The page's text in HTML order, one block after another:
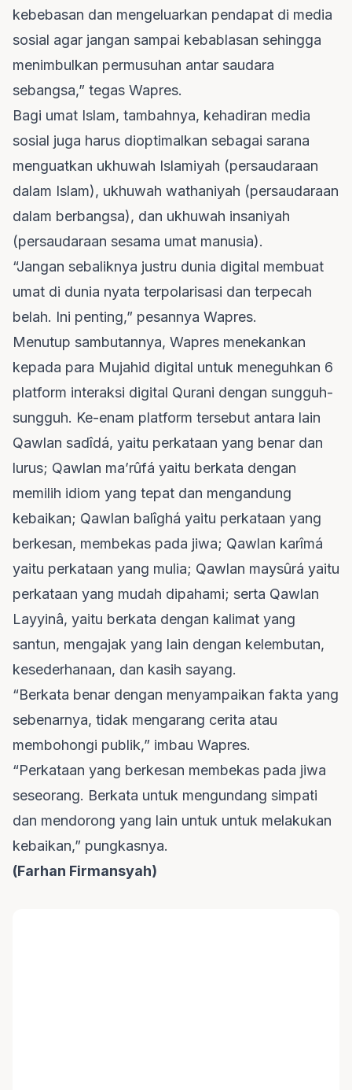
kebebasan dan mengeluarkan pendapat di media
sosial agar jangan sampai kebablasan sehingga
menimbulkan permusuhan antar saudara
sebangsa,” tegas Wapres.
Bagi umat Islam, tambahnya, kehadiran media
sosial juga harus dioptimalkan sebagai sarana
menguatkan ukhuwah Islamiyah (persaudaraan
dalam Islam), ukhuwah wathaniyah (persaudaraan
dalam berbangsa), dan ukhuwah insaniyah
(persaudaraan sesama umat manusia).
“Jangan sebaliknya justru dunia digital membuat
umat di dunia nyata terpolarisasi dan terpecah
belah. Ini penting,” pesannya Wapres.
Menutup sambutannya, Wapres menekankan
kepada para Mujahid digital untuk meneguhkan 6
platform interaksi digital Qurani dengan sungguh-
sungguh. Ke-enam platform tersebut antara lain
Qawlan sadîdá, yaitu perkataan yang benar dan
lurus; Qawlan ma’rûfá yaitu berkata dengan
memilih idiom yang tepat dan mengandung
kebaikan; Qawlan balîghá yaitu perkataan yang
berkesan, membekas pada jiwa; Qawlan karîmá
yaitu perkataan yang mulia; Qawlan maysûrá yaitu
perkataan yang mudah dipahami; serta Qawlan
Layyinâ, yaitu berkata dengan kalimat yang
santun, mengajak yang lain dengan kelembutan,
kesederhanaan, dan kasih sayang.
“Berkata benar dengan menyampaikan fakta yang
sebenarnya, tidak mengarang cerita atau
membohongi publik,” imbau Wapres.
“Perkataan yang berkesan membekas pada jiwa
seseorang. Berkata untuk mengundang simpati
dan mendorong yang lain untuk untuk melakukan
kebaikan,” pungkasnya.
(Farhan Firmansyah)